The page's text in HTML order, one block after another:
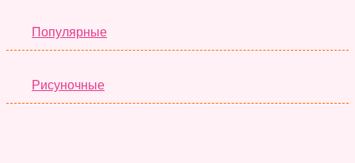
Популярные
Рисуночные